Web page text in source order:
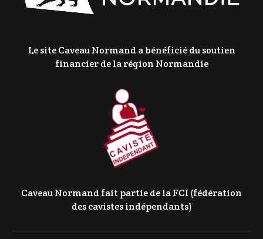
Le site Caveau Normand a bénéficié du soutien
financier de la région Normandie
Caveau Normand fait partie de la FCI (fédération
des cavistes indépendants)